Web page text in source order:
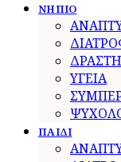
ΝΗΠΙΟ
ΥΓΕΙΑ
ΠΑΙΔΙ